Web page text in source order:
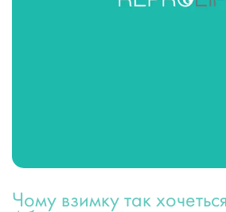
Чому взимку так